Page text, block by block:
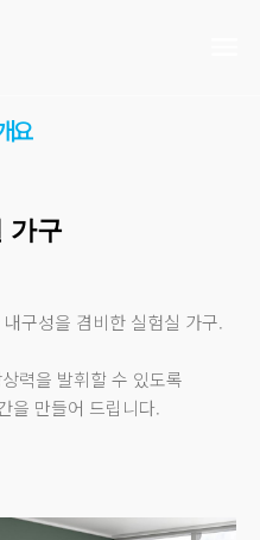
요
가구
구성을 겸비한 실험실 가구.
력을 발휘할 수 있도록
을 만들어 드립니다.